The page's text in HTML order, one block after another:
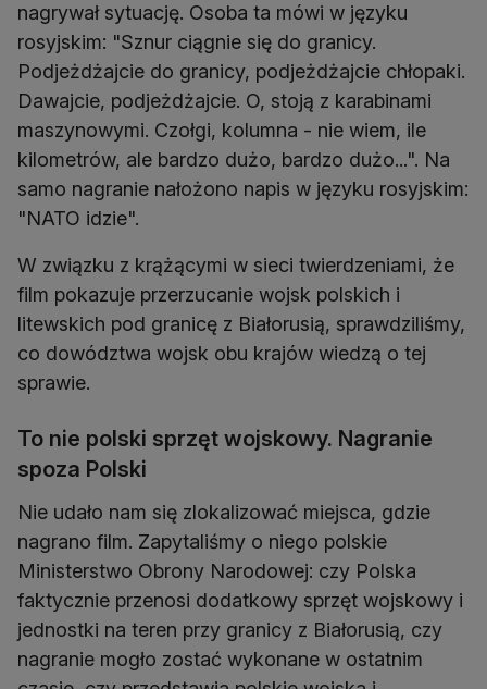
nagrywał sytuację. Osoba ta mówi w języku
rosyjskim: "Sznur ciągnie się do granicy.
Podjeżdżajcie do granicy, podjeżdżajcie chłopaki.
Dawajcie, podjeżdżajcie. O, stoją z karabinami
maszynowymi. Czołgi, kolumna - nie wiem, ile
kilometrów, ale bardzo dużo, bardzo dużo...". Na
samo nagranie nałożono napis w języku rosyjskim:
"NATO idzie".
W związku z krążącymi w sieci twierdzeniami, że
film pokazuje przerzucanie wojsk polskich i
litewskich pod granicę z Białorusią, sprawdziliśmy,
co dowództwa wojsk obu krajów wiedzą o tej
sprawie.
To nie polski sprzęt wojskowy. Nagranie
spoza Polski
Nie udało nam się zlokalizować miejsca, gdzie
nagrano film. Zapytaliśmy o niego polskie
Ministerstwo Obrony Narodowej: czy Polska
faktycznie przenosi dodatkowy sprzęt wojskowy i
jednostki na teren przy granicy z Białorusią, czy
nagranie mogło zostać wykonane w ostatnim